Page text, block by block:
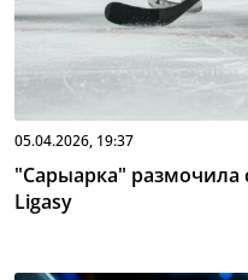
05.04.2026, 19:37
"Сарыарка" размочила
Ligasy